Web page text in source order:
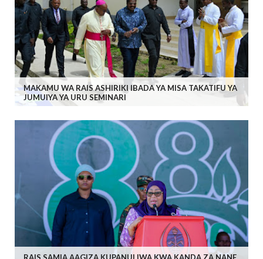
MAKAMU WA RAIS ASHIRIKI IBADA YA MISA TAKATIFU YA
JUMUIYA YA URU SEMINARI